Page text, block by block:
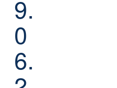
9.
0
6.